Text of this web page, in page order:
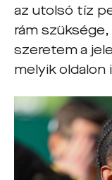
az utolsó tíz
rám
szeretem a
melyik oldalon